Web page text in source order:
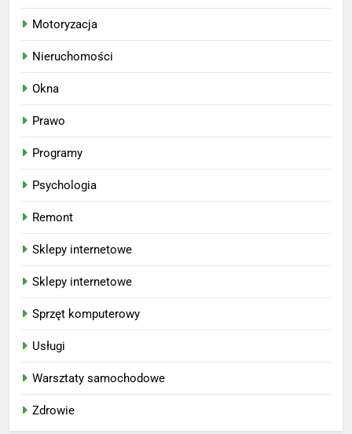
Motoryzacja
Nieruchomości
Okna
Prawo
Programy
Psychologia
Remont
Sklepy internetowe
Sklepy internetowe
Sprzęt komputerowy
Usługi
Warsztaty samochodowe
Zdrowie